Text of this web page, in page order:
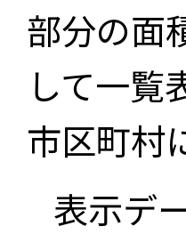
部分の面
して一覧
市区町村
表示デ